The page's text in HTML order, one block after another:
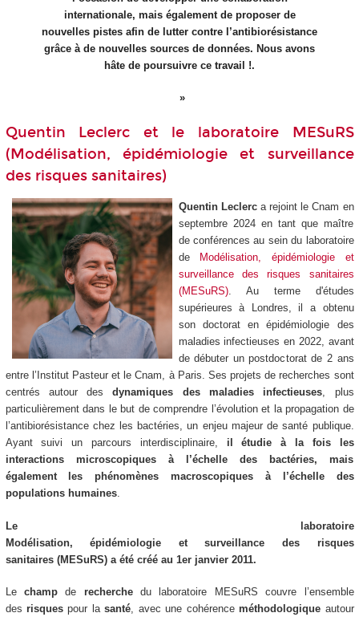
internationale, mais également de proposer de
nouvelles pistes afin de lutter contre l’antibiorésistance
grâce à de nouvelles sources de données. Nous avons
hâte de poursuivre ce travail !.
Quentin Leclerc et le laboratoire MESuRS
(Modélisation, épidémiologie et surveillance
des risques sanitaires)
Quentin Leclerca rejoint le Cnam en
septembre 2024 en tant que maître
de conférences au sein du laboratoire
de
Modélisation, épidémiologie et
surveillance des risques sanitaires
(MESuRS). Au terme d'études
supérieures à Londres, il a obtenu
son doctorat en épidémiologie des
maladies infectieuses en 2022, avant
de débuter un postdoctorat de 2 ans
entre l’Institut Pasteur et le Cnam, à Paris. Ses projets de recherches sont
centrés autour desdynamiques des maladies infectieuses, plus
particulièrement dans le but de comprendre l’évolution et la propagation de
l’antibiorésistance chez les bactéries, un enjeu majeur de santé publique.
Ayant suivi un parcours interdisciplinaire, il étudie à la fois les
interactions microscopiques à l’échelle des bactéries, mais
également les phénomènes macroscopiques à l’échelle des
populations humaines.
Le laboratoire
Modélisation, épidémiologie et surveillance des risques
sanitaires (MESuRS) a été créé au 1er janvier 2011.
Le champde recherche du laboratoire MESuRS couvre l’ensemble
des risquespour lasanté, avec une cohérenceméthodologique autour